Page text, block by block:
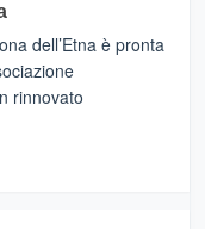
dell’Etna è pronta
rinnovato